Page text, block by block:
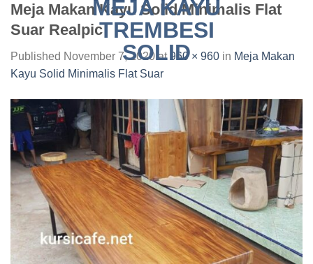
Meja Makan Kayu Solid Minimalis Flat
Suar Realpic
Published November 7, 2020 at 960 × 960 in Meja Makan
Kayu Solid Minimalis Flat Suar